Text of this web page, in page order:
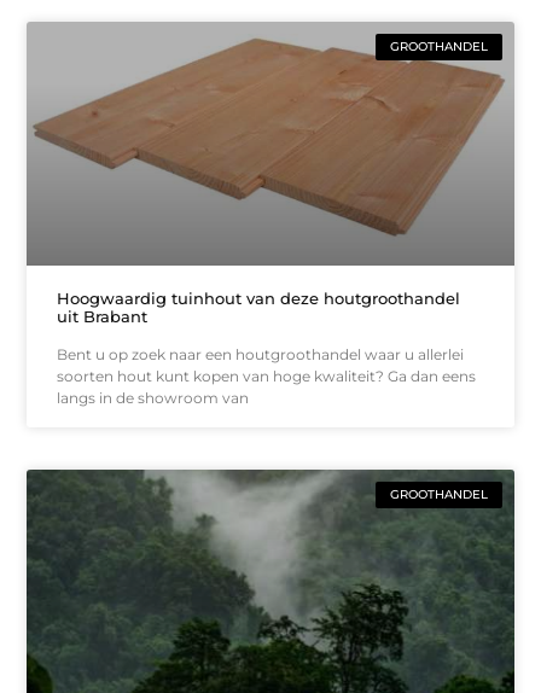
GROOTHANDEL
Hoogwaardig tuinhout van deze houtgroothandel
uit Brabant
Bent u op zoek naar een houtgroothandel waar u allerlei
soorten hout kunt kopen van hoge kwaliteit? Ga dan eens
langs in de showroom van
GROOTHANDEL